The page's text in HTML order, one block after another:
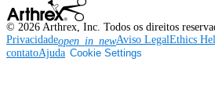
© 2026 Arthrex, Inc. Todos os direitos
Privacidadeopen_in_newAviso LegalEthics
contatoAjuda Cookie Settings